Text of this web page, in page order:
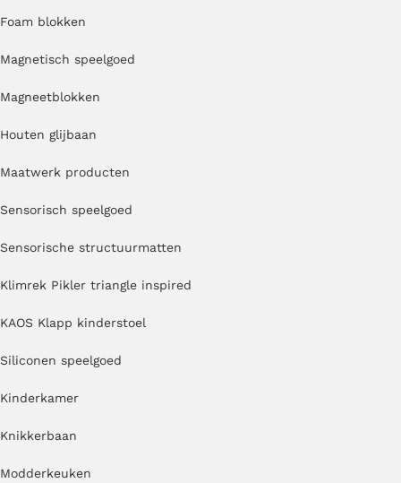
Foam blokken
Magnetisch speelgoed
Magneetblokken
Houten glijbaan
Maatwerk producten
Sensorisch speelgoed
Sensorische structuurmatten
Klimrek Pikler triangle inspired
KAOS Klapp kinderstoel
Siliconen speelgoed
Kinderkamer
Knikkerbaan
Modderkeuken